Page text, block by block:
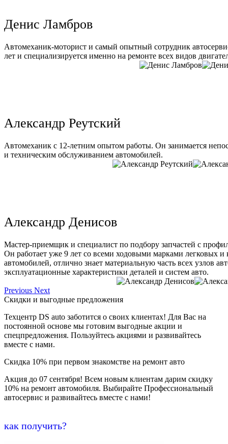
Денис Ламбров
Автомеханик-моторист и самый опытный сотрудник
лет и специализируется именно на ремонте всех видов
Александр Реутский
Автомеханик с 12-летним опытом работы. Он занимается
и техническим обслуживанием автомобилей.
Александр Денисов
Мастер-приемщик и специалист по подбору запчастей с
Он работает уже 9 лет со всеми ходовыми марками легковых и
автомобилей, отлично знает материальную часть всех узлов
эксплуатационные характеристики деталей и систем авто.
Previous Next
Скидки и выгодные предложения
Техцентр DS auto заботится о своих клиентах! Для Вас на
постоянной основе мы готовим выгодные акции и
спецпредложения. Пользуйтесь акциями и развивайтесь
вместе с нами.
Скидка 10% при первом знакомстве на ремонт авто
Акция до 07 сентября! Всем новым клиентам дарим скидку
10% на ремонт автомобиля. Выбирайте Профессиональный
автосервис и развивайтесь вместе с нами!
как получить?